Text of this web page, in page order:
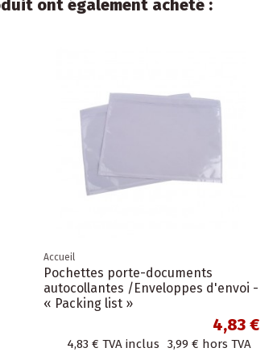
ont également acheté :
Accueil
Pochettes porte-documents
autocollantes /Enveloppes d'envoi -
« Packing list »
4,83 €
4,83 € TVA inclus 3,99 € hors TVA